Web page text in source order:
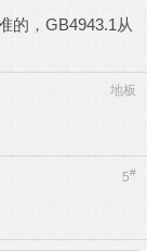
的，GB4943.1从
地板
5#